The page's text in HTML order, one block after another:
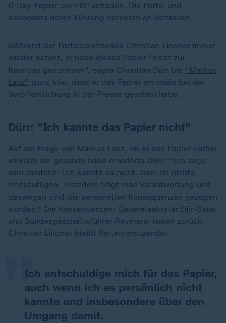
D-Day-Papier der FDP schaden. Die Partei und
besonders deren Führung verlieren an Vertrauen.
Während der Parteivorsitzende Christian Lindner immer
wieder betont, er habe dieses Papier "nicht zur
Kenntnis genommen", sagte Christian Dürr bei "Markus
Lanz" ganz klar, dass er das Papier erstmals bei der
Veröffentlichung in der Presse gesehen habe.
Dürr: "Ich kannte das Papier nicht"
Auf die Frage von Markus Lanz, ob er das Papier vorher
wirklich nie gesehen habe erwiderte Dürr: "Ich sage
sehr deutlich: Ich kannte es nicht. Dem ist nichts
hinzuzufügen. Trotzdem trägt man Verantwortung und
deswegen sind die personellen Konsequenzen gezogen
worden." Die Konsequenzen: Generalsekretär Djir-Sarai
und Bundesgeschäftsführer Reymann traten zurück.
Christian Lindner bleibt Parteivorsitzender.
Ich entschuldige mich für das Papier,
auch wenn ich es persönlich nicht
kannte und insbesondere über den
Umgang damit.
„